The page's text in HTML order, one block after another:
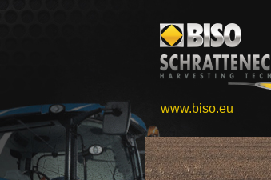
www.biso.eu